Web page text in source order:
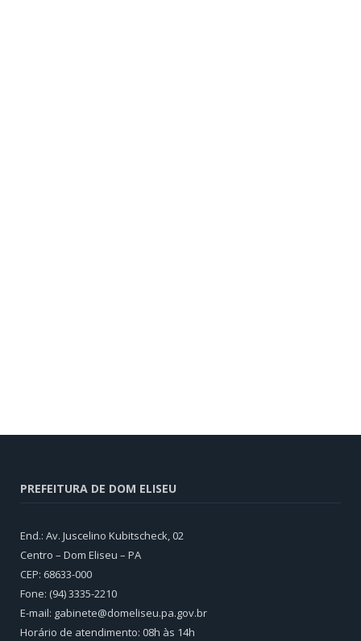
PREFEITURA DE DOM ELISEU
End.: Av. Juscelino Kubitscheck, 02
Centro – Dom Eliseu – PA
CEP: 68633-000
Fone: (94) 3335-2210
E-mail: gabinete@domeliseu.pa.gov.br
Horário de atendimento: 08h às 14h